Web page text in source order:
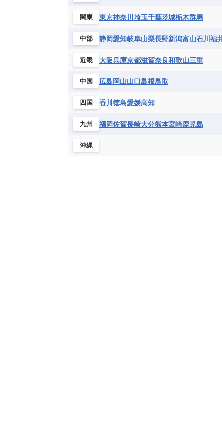
関東 東京神奈川 埼玉千葉茨城栃木群馬
中部 静岡愛知岐阜山梨長野新潟富山石川 福
近畿 大阪兵庫京都滋賀奈良和歌山三重
中国 広島岡山山口島根鳥取
四国 香川 徳島愛媛高知
九州 福岡佐賀長崎大分熊本宮崎鹿児島
沖縄